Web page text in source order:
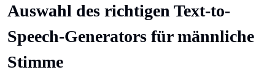
Auswahl des richtigen Text-to-
Speech-Generators für männliche
Stimme